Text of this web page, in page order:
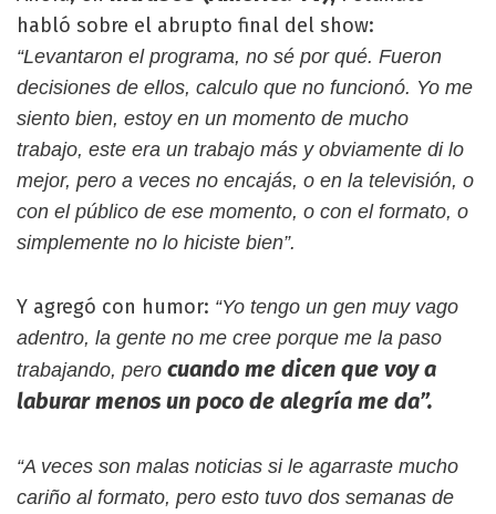
habló sobre el abrupto final del show:
“Levantaron el programa, no sé por qué. Fueron
decisiones de ellos, calculo que no funcionó. Yo me
siento bien, estoy en un momento de mucho
trabajo, este era un trabajo más y obviamente di lo
mejor, pero a veces no encajás, o en la televisión, o
con el público de ese momento, o con el formato, o
simplemente no lo hiciste bien”.
Y agregó con humor: “Yo tengo un gen muy vago
adentro, la gente no me cree porque me la paso
trabajando, pero cuando me dicen que voy a
laburar menos un poco de alegría me da”.
“A veces son malas noticias si le agarraste mucho
cariño al formato, pero esto tuvo dos semanas de